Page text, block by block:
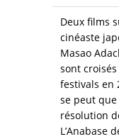
Deux films
cinéaste
Masao
sont croisés
festivals en
se peut
résolution
L’Anabase